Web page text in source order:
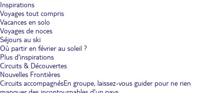
Inspirations
Voyages tout compris
Vacances en solo
Voyages de noces
Séjours au ski
Où partir en février au soleil ?
Plus d'inspirations
Circuits & Découvertes
Nouvelles Frontières
Circuits accompagnésEn groupe, laissez-vous guider pour ne rien